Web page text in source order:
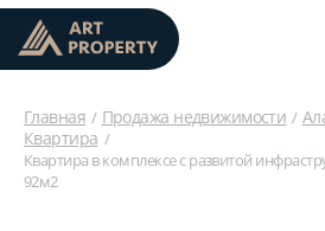
Главная Продажа недвижимости
Квартира
Квартира в комплексе с развитой
92м2